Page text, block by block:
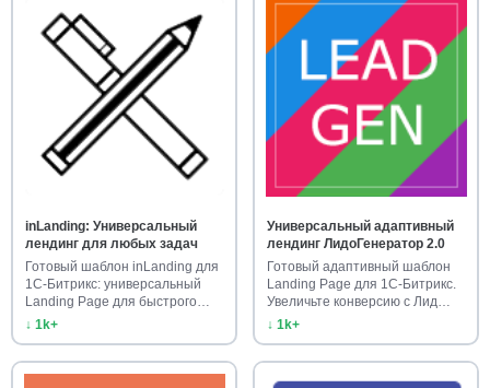
inLanding: Универсальный
лендинг для любых задач
Готовый шаблон inLanding для
1С-Битрикс: универсальный
Landing Page для быстрого…
↓ 1k+
Универсальный адаптивный
лендинг ЛидоГенератор 2.0
Готовый адаптивный шаблон
Landing Page для 1С-Битрикс.
Увеличьте конверсию с Лид…
↓ 1k+